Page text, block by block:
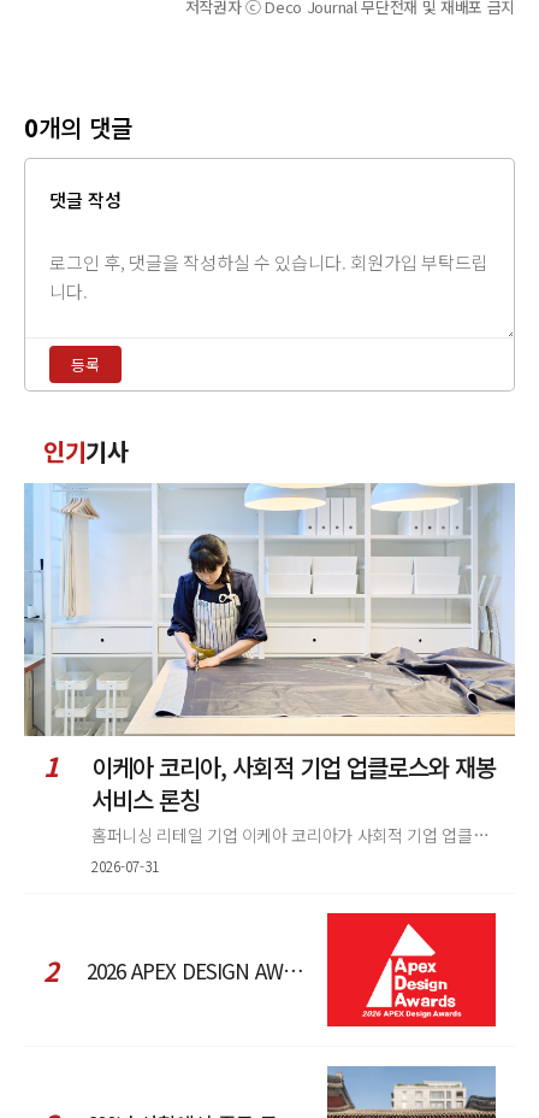
저작권자 ⓒ Deco Journal 무단전재 및 재배포 금지
0개의 댓글
댓글 작성
력
등록
글
인기기사
1
이케아 코리아, 사회적 기업 업클로스와 재봉
서비스 론칭
홈퍼니싱 리테일 기업 이케아 코리아가 사회적 기업 업클로스(Upcloth)와 협력해 재봉 서비스를 선보인다. 이번 협업은 이케
2026-07-31
2 2026 APEX DESIGN AWARDS